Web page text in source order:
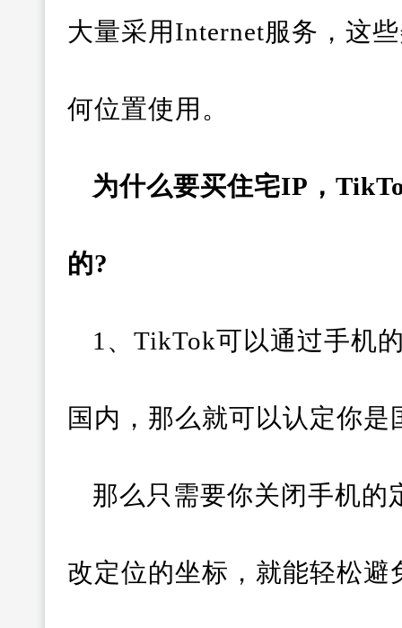
大量采用Internet服务，这
何位置使用。
为什么要买住宅IP，
的?
1、TikTok可以通过手机
国内，那么就可以认定你是
那么只需要你关闭手机的
改定位的坐标，就能轻松避